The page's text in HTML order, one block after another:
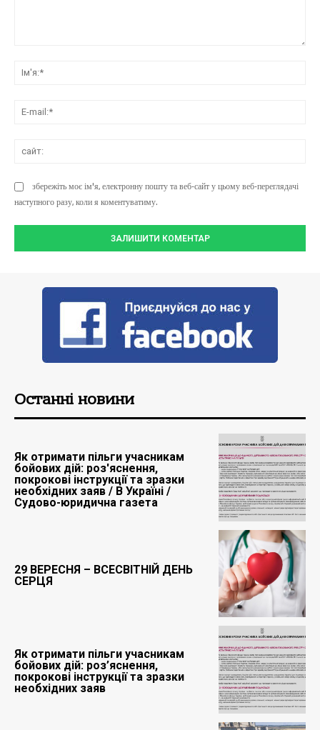
збережіть моє ім'я, електронну пошту та веб-сайт у цьому веб-переглядачі
наступного разу, коли я коментуватиму.
Останні новини
Як отримати пільги учасникам
бойових дій: роз'яснення,
покрокові інструкції та зразки
необхідних заяв / В Україні /
Судово-юридична газета
29 ВЕРЕСНЯ – ВСЕСВІТНІЙ ДЕНЬ
СЕРЦЯ
Як отримати пільги учасникам
бойових дій: роз’яснення,
покрокові інструкції та зразки
необхідних заяв